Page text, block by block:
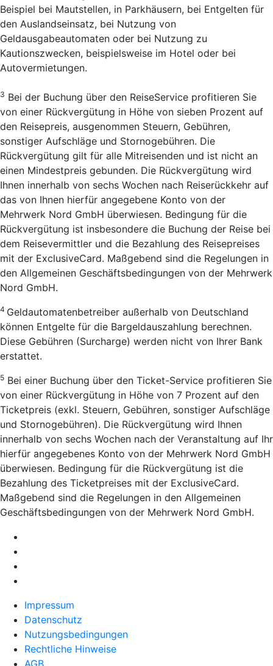
Beispiel bei Mautstellen, in Parkhäusern, bei Entgelten für
den Auslandseinsatz, bei Nutzung von
Geldausgabeautomaten oder bei Nutzung zu
Kautionszwecken, beispielsweise im Hotel oder bei
Autovermietungen.
3 Bei der Buchung über den Reise­Service profitieren Sie
von einer Rückvergütung in Höhe von sieben Prozent auf
den Reisepreis, ausgenommen Steuern, Gebühren,
sonstiger Aufschläge und Stornogebühren. Die
Rückvergütung gilt für alle Mitreisenden und ist nicht an
einen Mindestpreis gebunden. Die Rückvergütung wird
Ihnen innerhalb von sechs Wochen nach Reiserückkehr auf
das von Ihnen hierfür angegebene Konto von der
Mehrwerk Nord GmbH überwiesen. Bedingung für die
Rückvergütung ist insbesondere die Buchung der Reise bei
dem Reisevermittler und die Bezahlung des Reisepreises
mit der ExclusiveCard. Maßgebend sind die Regelungen in
den Allgemeinen Geschäftsbedingungen von der Mehrwerk
Nord GmbH.
4 Geldautomatenbetreiber außerhalb von Deutschland
können Entgelte für die Bargeldauszahlung berechnen.
Diese Gebühren (Surcharge) werden nicht von Ihrer Bank
erstattet.
5 Bei einer Buchung über den Ticket-Service profitieren Sie
von einer Rückvergütung in Höhe von 7 Prozent auf den
Ticketpreis (exkl. Steuern, Gebühren, sonstiger Aufschläge
und Stornogebühren). Die Rückvergütung wird Ihnen
innerhalb von sechs Wochen nach der Veranstaltung auf Ihr
hierfür angegebenes Konto von der Mehrwerk Nord GmbH
überwiesen. Bedingung für die Rückvergütung ist die
Bezahlung des Ticketpreises mit der ExclusiveCard.
Maßgebend sind die Regelungen in den Allgemeinen
Geschäftsbedingungen von der Mehrwerk Nord GmbH.
Impressum
Datenschutz
Nutzungsbedingungen
Rechtliche Hinweise
AGB